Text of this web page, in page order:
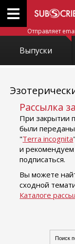
Отправляет
Выпуски
Рассылка
При закрытии
были переданы
"Terra incognita
и
подписаться.
Вы можете
сходной
Каталоге